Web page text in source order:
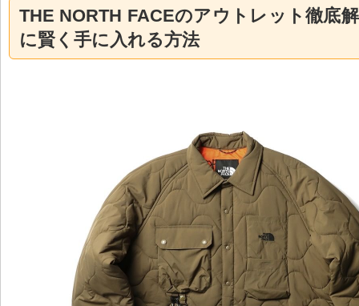
THE NORTH FACEのアウトレット徹底
に賢く手に入れる方法